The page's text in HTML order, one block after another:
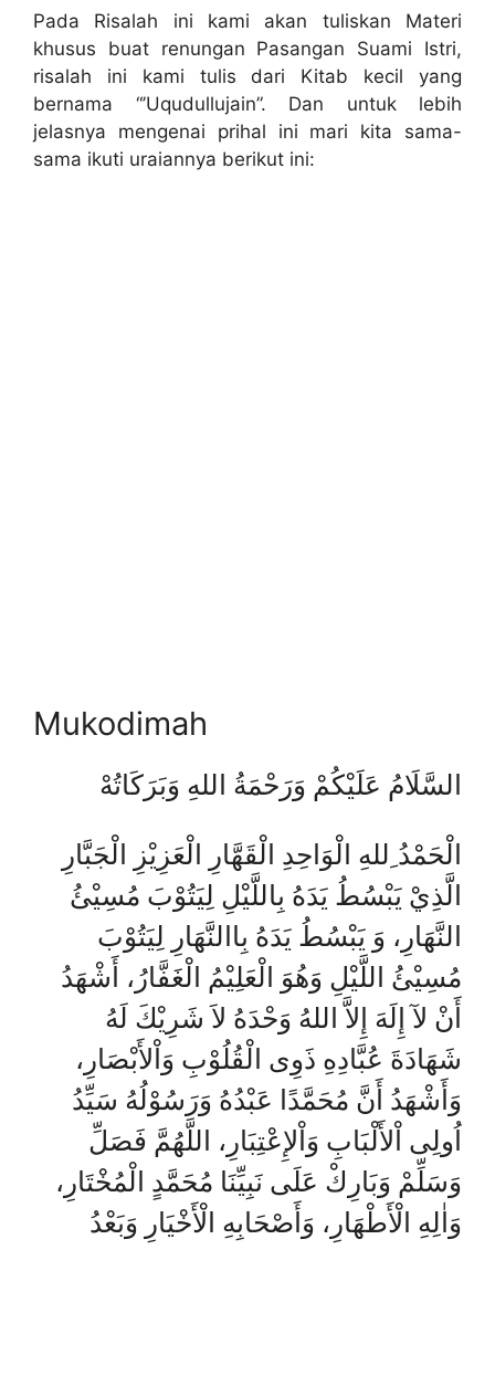
Pada Risalah ini kami akan tuliskan Materi
khusus buat renungan Pasangan Suami Istri,
risalah ini kami tulis dari Kitab kecil yang
bernama “’Uqudullujain”. Dan untuk lebih
jelasnya mengenai prihal ini mari kita sama-
sama ikuti uraiannya berikut ini:
Mukodimah
السَّلَامُ عَلَيْكُمْ وَرَحْمَةُ اللهِ وَبَرَكَاتُهْ
الْحَمْدُ ِللهِ الْوَاحِدِ الْقَهَّارِ الْعَزِيْزِ الْجَبَّارِ
الَّذِيْ يَبْسُطُ يَدَهُ بِاللَّيْلِ لِيَتُوْبَ مُسِيْئُ
النَّهَارِ، وَ يَبْسُطُ يَدَهُ بِاالنَّهَارِ لِيَتُوْبَ
مُسِيْئُ اللَّيْلِ وَهُوَ الْعَلِيْمُ الْغَفَّارُ، أَشْهَدُ
أَنْ لآ إِلَهَ إِلاَّ اللهُ وَحْدَهُ لاَ شَرِيْكَ لَهُ
شَهَادَةَ عُبَّادِهِ ذَوِى الْقُلُوْبِ وَاْلأَبْصَارِ،
وَأَشْهَدُ أَنَّ مُحَمَّدًا عَبْدُهُ وَرَسُوْلُهُ سَيِّدُ
اُولِى اْلأَلْبَابِ وَاْلإِعْتِبَارِ، اللَّهُمَّ فَصَلِّ
وَسَلِّمْ وَبَارِكْ عَلَى نَبِيِّنَا مُحَمَّدٍ الْمُخْتَارِ،
وَاٰلِهِ الْأَطْهَارِ، وَأَصْحَابِهِ الْأَخْيَارِ وَبَعْدُ